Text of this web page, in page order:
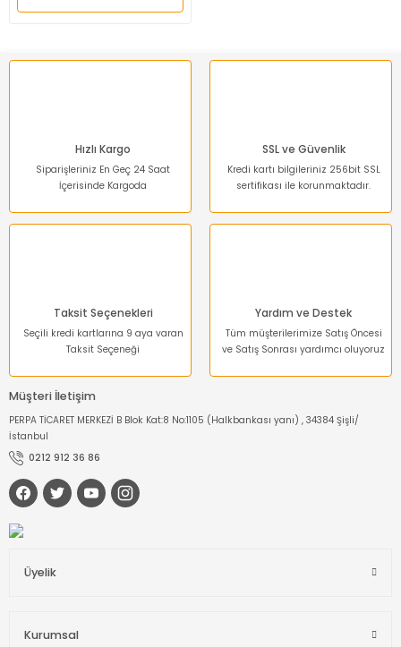
Hızlı Kargo
Siparişleriniz En Geç 24 Saat
İçerisinde Kargoda
SSL ve Güvenlik
Kredi kartı bilgileriniz 256bit SSL
sertifikası ile korunmaktadır.
Taksit Seçenekleri
Seçili kredi kartlarına 9 aya varan
Taksit Seçeneği
Yardım ve Destek
Tüm müşterilerimize Satış Öncesi
ve Satış Sonrası yardımcı oluyoruz
Müşteri İletişim
PERPA TİCARET MERKEZİ B Blok Kat:8 No:1105 (Halkbankası yanı) , 34384 Şişli/
İstanbul
0212 912 36 86
Üyelik
Kurumsal